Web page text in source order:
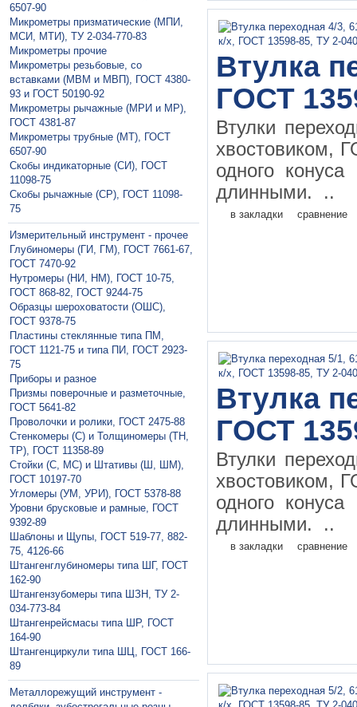
6507-90
Микрометры призматические (МПИ,
МСИ, МТИ), ТУ 2-034-770-83
Микрометры прочие
Микрометры резьбовые, со
вставками (МВМ и МВП), ГОСТ 4380-
93 и ГОСТ 50190-92
Микрометры рычажные (МРИ и МР),
ГОСТ 4381-87
Микрометры трубные (МТ), ГОСТ
6507-90
Скобы индикаторные (СИ), ГОСТ
11098-75
Скобы рычажные (СР), ГОСТ 11098-
75
Измерительный инструмент - прочее
Глубиномеры (ГИ, ГМ), ГОСТ 7661-67,
ГОСТ 7470-92
Нутромеры (НИ, НМ), ГОСТ 10-75,
ГОСТ 868-82, ГОСТ 9244-75
Образцы шероховатости (ОШС),
ГОСТ 9378-75
Пластины стеклянные типа ПМ,
ГОСТ 1121-75 и типа ПИ, ГОСТ 2923-
75
Приборы и разное
Призмы поверочные и разметочные,
ГОСТ 5641-82
Проволочки и ролики, ГОСТ 2475-88
Стенкомеры (С) и Толщиномеры (ТН,
ТР), ГОСТ 11358-89
Стойки (С, МС) и Штативы (Ш, ШМ),
ГОСТ 10197-70
Угломеры (УМ, УРИ), ГОСТ 5378-88
Уровни брусковые и рамные, ГОСТ
9392-89
Шаблоны и Щупы, ГОСТ 519-77, 882-
75, 4126-66
Штангенглубиномеры типа ШГ, ГОСТ
162-90
Штангензубомеры типа ШЗН, ТУ 2-
034-773-84
Штангенрейсмасы типа ШР, ГОСТ
164-90
Штангенциркули типа ШЦ, ГОСТ 166-
89
Металлорежущий инструмент -
Втулка
ГОСТ
Втулки
хвостовиком,
одного
длинными. ..
в закладки сравнение
Втулка
ГОСТ
Втулки
хвостовиком,
одного
длинными. ..
в закладки сравнение